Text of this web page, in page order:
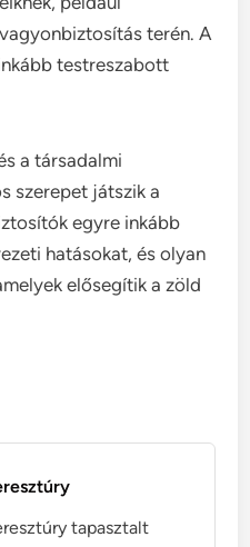
terén. A
testreszabott
a társadalmi
szerepet játszik a
egyre inkább
hatásokat, és olyan
elősegítik a zöld
tapasztalt